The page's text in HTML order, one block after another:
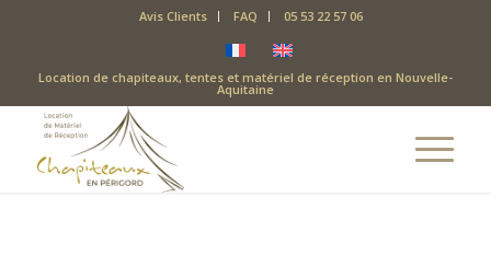
Avis Clients FAQ 05 53 22 57 06
Location de chapiteaux, tentes et matériel de réception en Nouvelle-
Aquitaine